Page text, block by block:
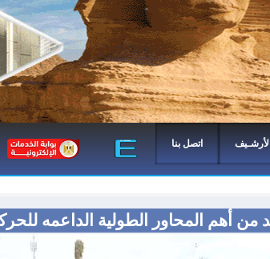
الأرشـيف اتصل بنا
أهم المحاور الطولية الداعمه